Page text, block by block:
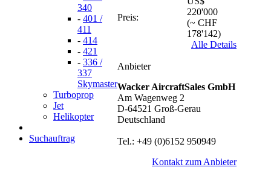
340
- 401 /
411
- 414
- 421
- 336 /
337
Skymaster
Turboprop
Jet
Helikopter
Suchauftrag
Preis:
220'000
(~ CHF
178'142)
Alle Details
Anbieter
Wacker AircraftSales GmbH
Am Wagenweg 2
D-64521 Groß-Gerau
Deutschland
Tel.: +49 (0)6152 950949
Kontakt zum Anbieter